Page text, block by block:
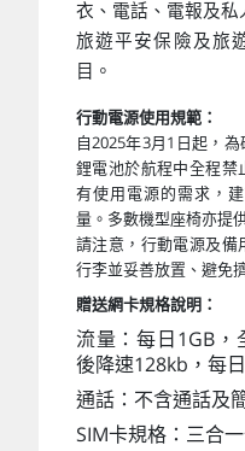
衣、電話、電報及私
旅遊平安保險及旅
目。
行動電源使用規範：
自2025年3月1日起，
鋰電池於航程中全程禁
有使用電源的需求，
量。多數機型座椅亦提
請注意，行動電源及
行李並妥善放置、避免
贈送網卡規格說明：
流量：每日1GB，
後降速128kb，每
通話：不含通話及
SIM卡規格：三合